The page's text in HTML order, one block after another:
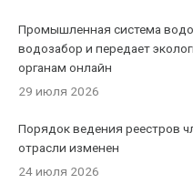
Промышленная система
водозабор и передает
органам онлайн
29 июля 2026
Порядок ведения реестров
отрасли изменен
24 июля 2026